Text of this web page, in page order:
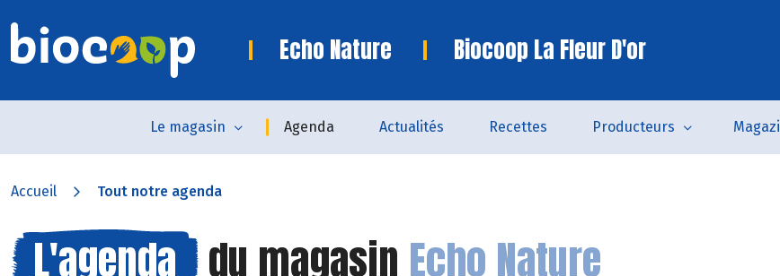
Echo Nature Biocoop La Fleur D'or
Le magasin Agenda Actualités Recettes Producteurs
Accueil Tout notre agenda
L'agenda du magasin Echo Nature